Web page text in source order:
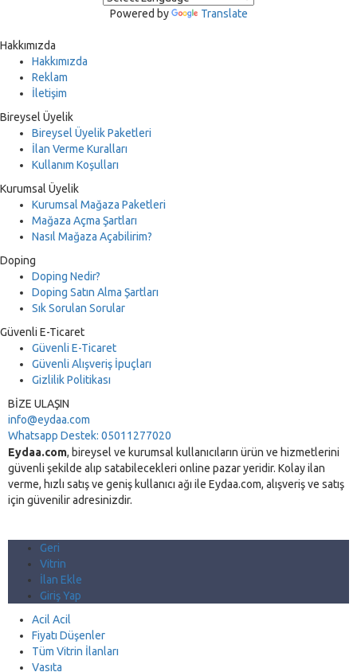
Powered by Translate
Hakkımızda
Hakkımızda
Reklam
İletişim
Bireysel Üyelik
Bireysel Üyelik Paketleri
İlan Verme Kuralları
Kullanım Koşulları
Kurumsal Üyelik
Kurumsal Mağaza Paketleri
Mağaza Açma Şartları
Nasıl Mağaza Açabilirim?
Doping
Doping Nedir?
Doping Satın Alma Şartları
Sık Sorulan Sorular
Güvenli E-Ticaret
Güvenli E-Ticaret
Güvenli Alışveriş İpuçları
Gizlilik Politikası
BİZE ULAŞIN
info@eydaa.com
Whatsapp Destek: 05011277020
Eydaa.com, bireysel ve kurumsal kullanıcıların ürün ve hizmetlerini
güvenli şekilde alıp satabilecekleri online pazar yeridir. Kolay ilan
verme, hızlı satış ve geniş kullanıcı ağı ile Eydaa.com, alışveriş ve satış
için güvenilir adresinizdir.
Geri
Vitrin
İlan Ekle
Giriş Yap
Acil Acil
Fiyatı Düşenler
Tüm Vitrin İlanları
Vasıta